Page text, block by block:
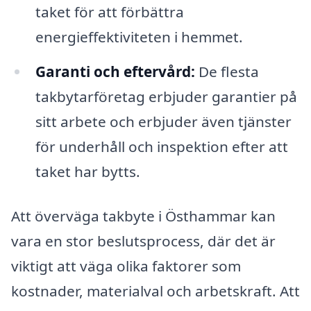
taket för att förbättra
energieffektiviteten i hemmet.
Garanti och eftervård: De flesta
takbytarföretag erbjuder garantier på
sitt arbete och erbjuder även tjänster
för underhåll och inspektion efter att
taket har bytts.
Att överväga takbyte i Östhammar kan
vara en stor beslutsprocess, där det är
viktigt att väga olika faktorer som
kostnader, materialval och arbetskraft. Att